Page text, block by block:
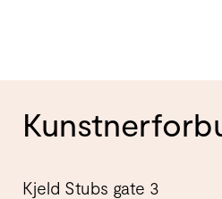
Kjeld Stubs gate 3